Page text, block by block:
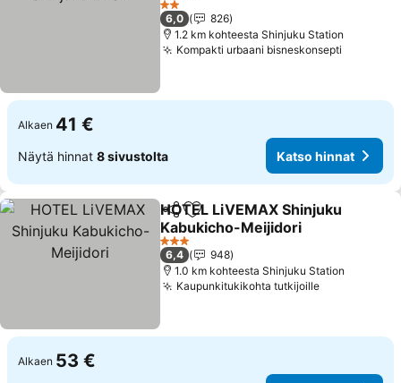
Katso hinnat
2 Tähtiluokitus
6,0
826
1.2 km kohteesta Shinjuku Station
Kompakti urbaani bisneskonsepti
Alkaen 41 €
Näytä hinnat 8 sivustolta Katso hinnat
Jaa Lisää suosikkeihin
HOTEL LiVEMAX Shinjuku
Kabukicho-Meijidori
Katso hinnat
3 Tähtiluokitus
6,4
948
1.0 km kohteesta Shinjuku Station
Kaupunkitukikohta tutkijoilleKatso
Alkaen 53 €